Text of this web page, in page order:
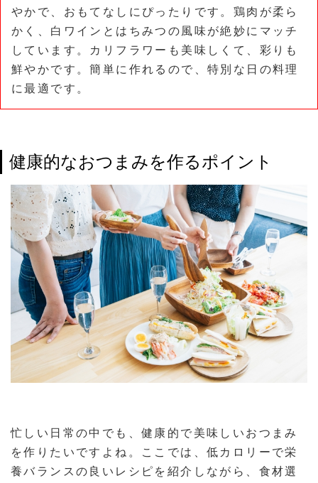
やかで、おもてなしにぴったりです。鶏肉が柔ら
かく、白ワインとはちみつの風味が絶妙にマッチ
しています。カリフラワーも美味しくて、彩りも
鮮やかです。簡単に作れるので、特別な日の料理
に最適です。
健康的なおつまみを作るポイント
忙しい日常の中でも、健康的で美味しいおつまみ
を作りたいですよね。ここでは、低カロリーで栄
養バランスの良いレシピを紹介しながら、食材選